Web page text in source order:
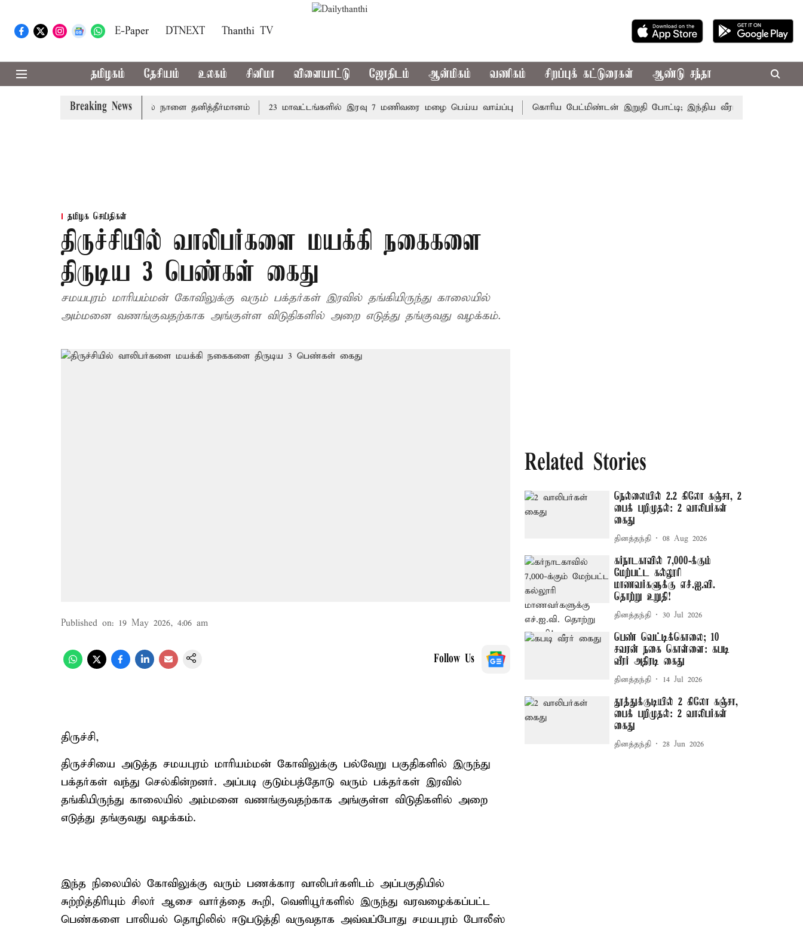
E-Paper DTNEXT Thanthi TV
தமிழகம் தேசியம் உலகம் சினிமா விளையாட்டு ஜோதிடம் ஆன்மிகம் வணிகம் சிறப்புக் கட்டுரைகள் ஆண்டு சந்தா
Breaking News
வாழ்த்து: சட்டமன்றத்தில் நாளை தனித்தீர்மானம் 23 மாவட்டங்களில் இரவு 7 மணிவரை மழை பெய்ய வாய்ப்பு கொரிய பேட்மிண்டன் இறுதி போட்டி; இந்திய வீராங்கனை சாம்பியன்
தமிழக செய்திகள்
திருச்சியில் வாலிபர்களை மயக்கி நகைகளை
திருடிய 3 பெண்கள் கைது
சமயபுரம் மாரியம்மன் கோவிலுக்கு வரும் பக்தர்கள் இரவில் தங்கியிருந்து காலையில்
அம்மனை வணங்குவதற்காக அங்குள்ள விடுதிகளில் அறை எடுத்து தங்குவது வழக்கம்.
Published on: 19 May 2026, 4:06 am
Follow Us
திருச்சி,
திருச்சியை அடுத்த சமயபுரம் மாரியம்மன் கோவிலுக்கு பல்வேறு பகுதிகளில் இருந்து
பக்தர்கள் வந்து செல்கின்றனர். அப்படி குடும்பத்தோடு வரும் பக்தர்கள் இரவில்
தங்கியிருந்து காலையில் அம்மனை வணங்குவதற்காக அங்குள்ள விடுதிகளில் அறை
எடுத்து தங்குவது வழக்கம்.
இந்த நிலையில் கோவிலுக்கு வரும் பணக்கார வாலிபர்களிடம் அப்பகுதியில்
சுற்றித்திரியும் சிலர் ஆசை வார்த்தை கூறி, வெளியூர்களில் இருந்து வரவழைக்கப்பட்ட
பெண்களை பாலியல் தொழிலில் ஈடுபடுத்தி வருவதாக அவ்வப்போது சமயபுரம் போலீஸ்
Related Stories
நெல்லையில் 2.2 கிலோ கஞ்சா, 2
பைக் பறிமுதல்: 2 வாலிபர்கள்
கைது
தினத்தந்தி 08 Aug 2026
கர்நாடகாவில் 7,000-க்கும்
மேற்பட்ட கல்லூரி
மாணவர்களுக்கு எச்.ஐ.வி.
தொற்று உறுதி!
தினத்தந்தி 30 Jul 2026
பெண் வெட்டிக்கொலை; 10
சவரன் நகை கொள்ளை: கபடி
வீரர் அதிரடி கைது
தினத்தந்தி 14 Jul 2026
தூத்துக்குடியில் 2 கிலோ கஞ்சா,
பைக் பறிமுதல்: 2 வாலிபர்கள்
கைது
தினத்தந்தி 28 Jun 2026